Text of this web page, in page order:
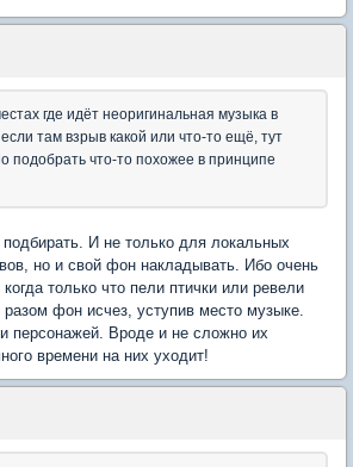
где идёт неоригинальная музыка в
там взрыв какой или что-то ещё, тут
подобрать что-то похожее в принципе
подбирать. И не только для локальных
но и свой фон накладывать. Ибо очень
только что пели птички или ревели
фон исчез, уступив место музыке.
персонажей. Вроде и не сложно их
времени на них уходит!